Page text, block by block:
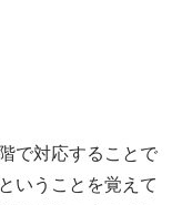
で対応することで
いうことを覚えて